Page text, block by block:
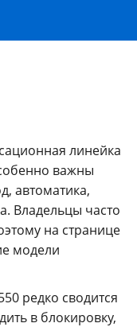
линейка
важны
автоматика,
Владельцы часто
на странице
модели
редко сводится
в блокировку,